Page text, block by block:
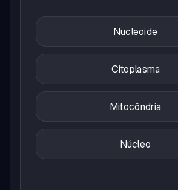
Nucleoide
Citoplasma
Mitocôndria
Núcleo